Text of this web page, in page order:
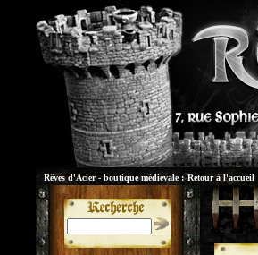
Rêves d'Acier - boutique médiévale : Retour à l'accueil